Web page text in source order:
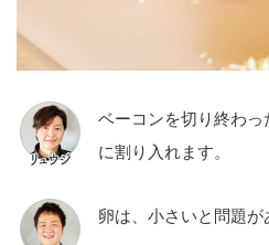
ベーコンを切り終わ
に割り入れます。
卵は、小さいと問題が